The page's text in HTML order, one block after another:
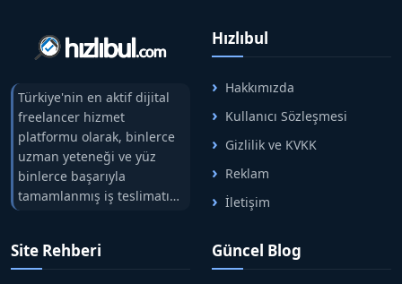
Türkiye'nin en aktif dijital
freelancer hizmet
platformu olarak, binlerce
uzman yeteneği ve yüz
binlerce başarıyla
tamamlanmış iş teslimatını
tek çatıda buluşturuyoruz.
arasındaki süreci risksiz
alışveriş sistemi ile koruyan
Hızlıbul
Hakkımızda
Kullanıcı Sözleşmesi
Gizlilik ve KVKK
Reklam
İletişim
Site Rehberi Güncel Blog